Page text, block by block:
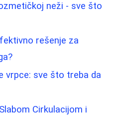
neži - sve što
rešenje za
vrpce: sve što treba da
Cirkulacijom i